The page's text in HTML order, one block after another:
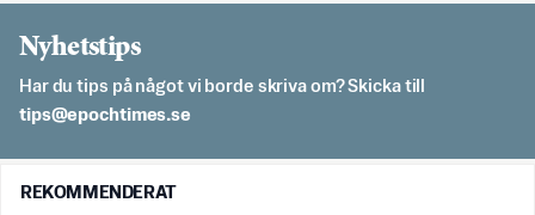
Nyhetstips
Har du tips på något vi borde skriva om? Skicka till
es.semithcope@spit
REKOMMENDERAT